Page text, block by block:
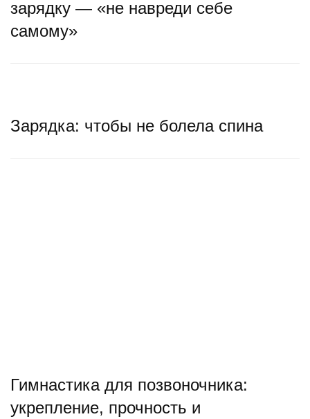
зарядку — «не навреди себе
самому»
Зарядка: чтобы не болела спина
Гимнастика для позвоночника:
укрепление, прочность и